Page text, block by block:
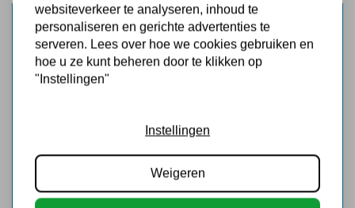
Hulp nodig?
websiteverkeer te analyseren, inhoud te
personaliseren en gerichte advertenties te
serveren. Lees over hoe we cookies gebruiken en
hoe u ze kunt beheren door te klikken op
"Instellingen"
Instellingen
Weigeren